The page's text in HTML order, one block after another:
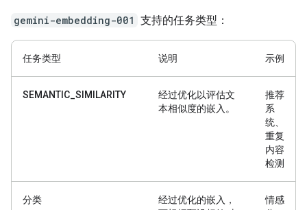
gemini-embedding-001 支持的任务类型：
任务类型 说明 示例
SEMANTIC_SIMILARITY
经过优化以评估文
本相似度的嵌入。
推荐
系
统、
重复
内容
检测
分类
经过优化的嵌入，
情感